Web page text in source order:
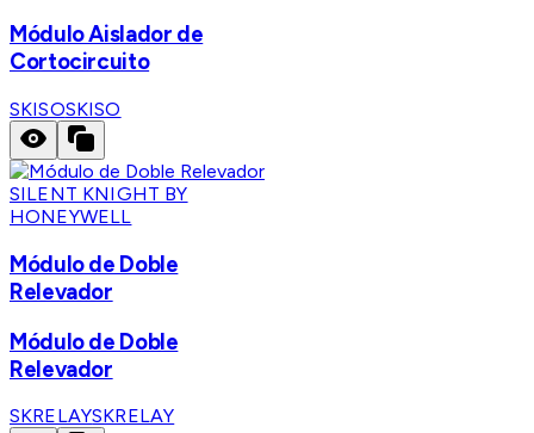
Módulo Aislador de
Cortocircuito
SKISOSKISO
SILENT KNIGHT BY
HONEYWELL
Módulo de Doble
Relevador
Módulo de Doble
Relevador
SKRELAYSKRELAY